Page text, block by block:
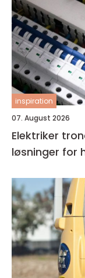
inspiration
07. August 2026
Elektriker trondheim
løsninger for